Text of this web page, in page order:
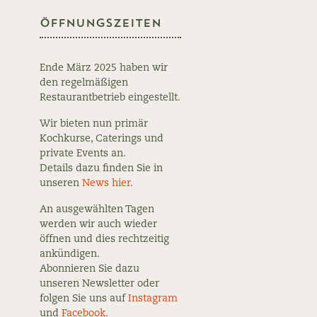
Öffnungszeiten
Ende März 2025 haben wir
den regelmäßigen
Restaurantbetrieb eingestellt.
Wir bieten nun primär
Kochkurse, Caterings und
private Events an.
Details dazu finden Sie in
unseren News hier.
An ausgewählten Tagen
werden wir auch wieder
öffnen und dies rechtzeitig
ankündigen.
Abonnieren Sie dazu
unseren Newsletter oder
folgen Sie uns auf Instagram
und Facebook.